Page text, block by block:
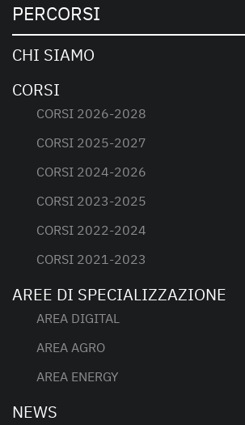
PERCORSI
CHI SIAMO
CORSI
CORSI 2026-2028
CORSI 2025-2027
CORSI 2024-2026
CORSI 2023-2025
CORSI 2022-2024
CORSI 2021-2023
AREE DI SPECIALIZZAZIONE
AREA DIGITAL
AREA AGRO
AREA ENERGY
NEWS